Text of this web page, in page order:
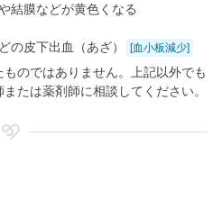
結膜などが黄色くなる
の皮下出血（あざ） [血小板減少]
のではありません。上記以外でも
たは薬剤師に相談してください。